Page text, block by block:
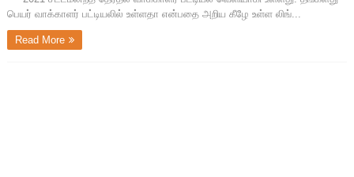
பெயர் வாக்காளர் பட்டியலில் உள்ளதா என்பதை அறிய கீழே உள்ள லிங்...
Read More